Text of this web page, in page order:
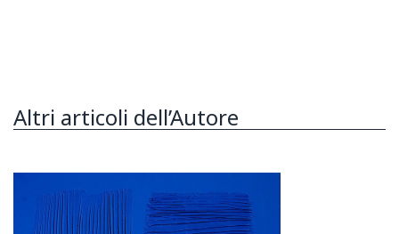
Altri articoli dell’Autore